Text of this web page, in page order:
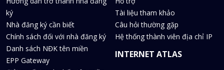
ký
Nhà đăng ký cần biết
Chính sách đối với nhà đăng ký
Danh sách NĐK tên miền
EPP Gateway
Tài liệu tham khảo
Câu hỏi thường gặp
Hệ thống thành viên địa chỉ IP
INTERNET ATLAS